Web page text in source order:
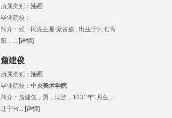
所属类别： 油画
毕业院校：
简介：候一民先生是 蒙古族 , 出生于河北高
阳，... [详情]
詹建俊
所属类别： 油画
毕业院校： 中央美术学院
简介：詹建俊，男，满族，1931年1月生，
辽宁省... [详情]